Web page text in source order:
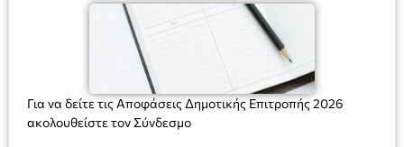
Για να δείτε τις Αποφάσεις Δημοτικής Επιτροπής 2026
ακολουθείστε τον Σύνδεσμο